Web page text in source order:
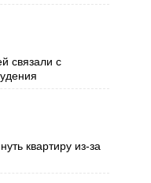
связали с
квартиру из-за